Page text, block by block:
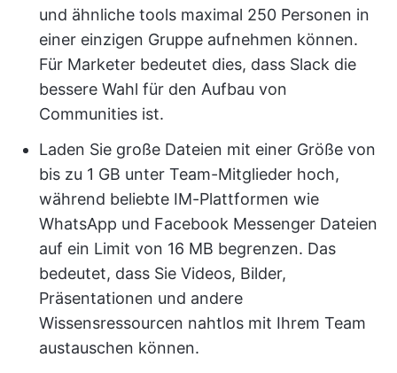
und ähnliche tools maximal 250 Personen in
einer einzigen Gruppe aufnehmen können.
Für Marketer bedeutet dies, dass Slack die
bessere Wahl für den Aufbau von
Communities ist.
Laden Sie große Dateien mit einer Größe von
bis zu 1 GB unter Team-Mitglieder hoch,
während beliebte IM-Plattformen wie
WhatsApp und Facebook Messenger Dateien
auf ein Limit von 16 MB begrenzen. Das
bedeutet, dass Sie Videos, Bilder,
Präsentationen und andere
Wissensressourcen nahtlos mit Ihrem Team
austauschen können.